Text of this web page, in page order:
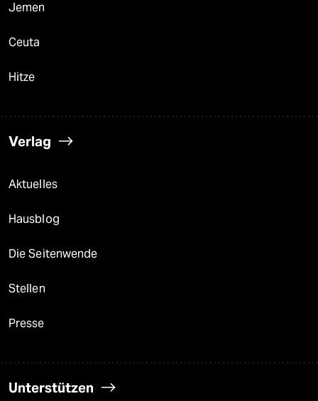
Jemen
Ceuta
Hitze
Verlag
Aktuelles
Hausblog
Die Seitenwende
Stellen
Presse
Unterstützen